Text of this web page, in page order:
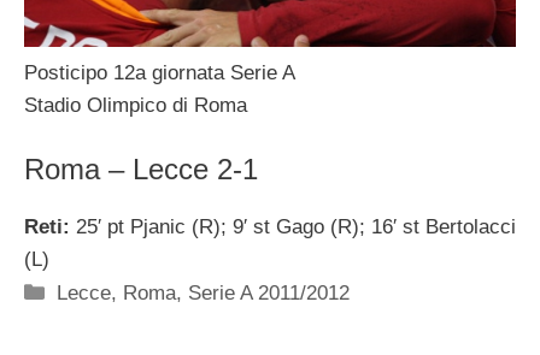
Posticipo 12a giornata Serie A
Stadio Olimpico di Roma
Roma – Lecce 2-1
Reti: 25′ pt Pjanic (R); 9′ st Gago (R); 16′ st Bertolacci
(L)
Categorie
Lecce, Roma, Serie A 2011/2012